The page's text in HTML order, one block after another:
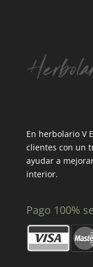
En herbolario V
clientes con un
ayudar a
interior.
Pago 100%